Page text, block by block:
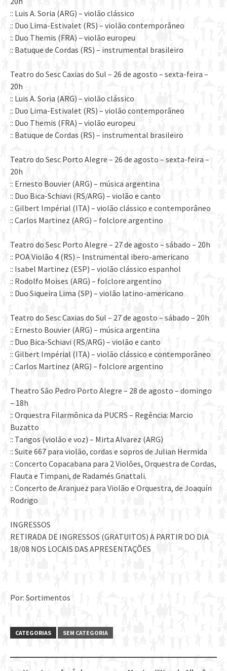
:: Luis A. Soria (ARG) – violão clássico
:: Duo Lima-Estivalet (RS) – violão contemporâneo
:: Duo Themis (FRA) – violão europeu
:: Batuque de Cordas (RS) – instrumental brasileiro
Teatro do Sesc Caxias do Sul – 26 de agosto – sexta-feira –
20h
:: Luis A. Soria (ARG) – violão clássico
:: Duo Lima-Estivalet (RS) – violão contemporâneo
:: Duo Themis (FRA) – violão europeu
:: Batuque de Cordas (RS) – instrumental brasileiro
Teatro do Sesc Porto Alegre – 26 de agosto – sexta-feira –
20h
:: Ernesto Bouvier (ARG) – música argentina
:: Duo Bica-Schiavi (RS/ARG) – violão e canto
:: Gilbert Impérial (ITA) – violão clássico e contemporâneo
:: Carlos Martinez (ARG) – folclore argentino
Teatro do Sesc Porto Alegre – 27 de agosto – sábado – 20h
:: POA Violão 4 (RS) – Instrumental ibero-americano
:: Isabel Martinez (ESP) – violão clássico espanhol
:: Rodolfo Moises (ARG) – folclore argentino
:: Duo Siqueira Lima (SP) – violão latino-americano
Teatro do Sesc Caxias do Sul – 27 de agosto – sábado – 20h
:: Ernesto Bouvier (ARG) – música argentina
:: Duo Bica-Schiavi (RS/ARG) – violão e canto
:: Gilbert Impérial (ITA) – violão clássico e contemporâneo
:: Carlos Martinez (ARG) – folclore argentino
Theatro São Pedro Porto Alegre – 28 de agosto – domingo
– 18h
:: Orquestra Filarmônica da PUCRS – Regência: Marcio
Buzatto
:: Tangos (violão e voz) – Mirta Alvarez (ARG)
:: Suite 667 para violão, cordas e sopros de Julian Hermida
:: Concerto Copacabana para 2 Violões, Orquestra de Cordas,
Flauta e Timpani, de Radamés Gnattali.
:: Concerto de Aranjuez para Violão e Orquestra, de Joaquín
Rodrigo
INGRESSOS
RETIRADA DE INGRESSOS (GRATUITOS) A PARTIR DO DIA
18/08 NOS LOCAIS DAS APRESENTAÇÕES
Por: Sortimentos
CATEGORIAS SEM CATEGORIA